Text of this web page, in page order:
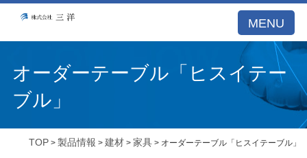
MENU
オーダーテーブル「ヒスイテー
ブル」
TOP >製品情報 > 建材 >家具 > オーダーテーブル「ヒスイテーブル」